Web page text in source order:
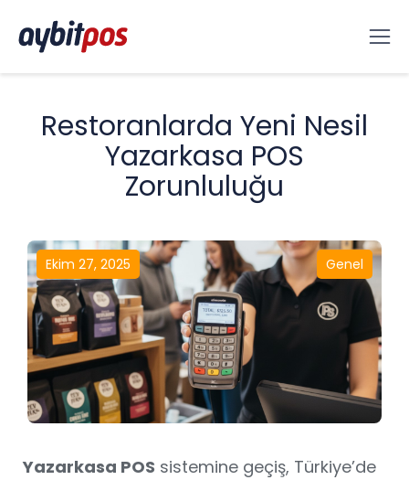
Restoranlarda Yeni Nesil
Yazarkasa POS
Zorunluluğu
Ekim 27, 2025 Genel
Yazarkasa POS sistemine geçiş, Türkiye’de